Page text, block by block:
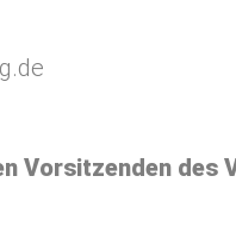
Vorsitzenden des